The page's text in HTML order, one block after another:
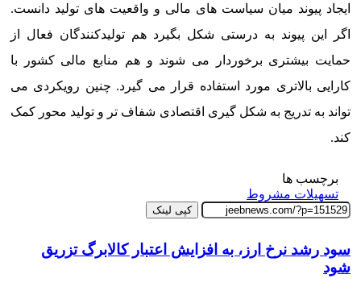
ایجاد پیوند میان سیاست های مالی و واقعیت های تولید دانست.
اگر این پیوند به درستی شکل بگیرد هم تولیدکنندگان فعال از
حمایت بیشتری برخوردار می شوند و هم منابع مالی کشور با
کارایی بالاتری مورد استفاده قرار می گیرد. چنین رویکردی می
تواند به تدریج به شکل گیری اقتصادی شفاف تر و تولید محور کمک
کند.
برچسب ها
تسهیلات مشروط
کپی لینک
سود رشد نرخ ارز، به افزایش اعتبار کالابرگ تزریق
شود